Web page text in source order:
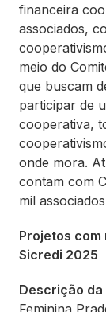
financeira
associados,
meio do
que buscam
participar de
cooperativa,
onde mora.
contam com
mil
Projetos com
Sicredi 2025
Descrição
Feminina